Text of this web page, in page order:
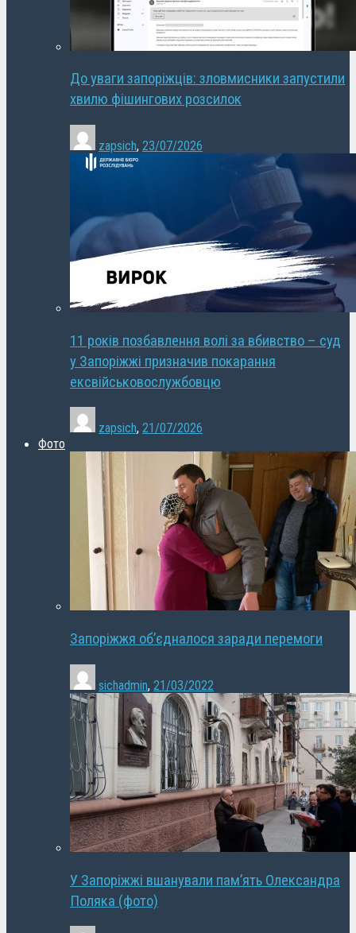
До уваги запоріжців: зловмисники запустили
хвилю фішингових розсилок
zapsich, 23/07/2026
11 років позбавлення волі за вбивство – суд
у Запоріжжі призначив покарання
ексвійськовослужбовцю
zapsich, 21/07/2026
Фото
Запоріжжя об’єдналося заради перемоги
sichadmin, 21/03/2022
У Запоріжжі вшанували пам’ять Олександра
Поляка (фото)